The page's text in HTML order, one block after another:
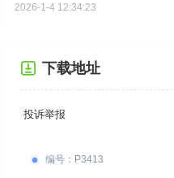
2026-1-4 12:34:23
下载地址
投诉举报
编号 ： P3413